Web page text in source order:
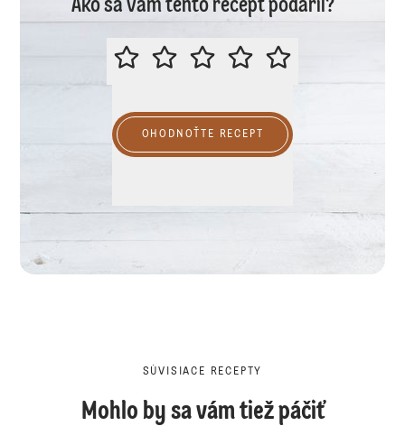
Ako sa vám tento recept podaril?
PROSÍME VÁS O OHODNOTENIE
OHODNOŤTE RECEPT
SÚVISIACE RECEPTY
Mohlo by sa vám tiež páčiť